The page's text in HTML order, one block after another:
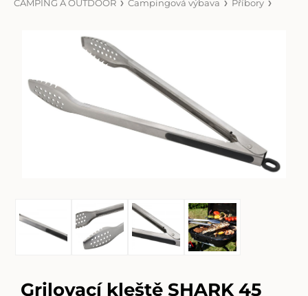
CAMPING A OUTDOOR Campingová výbava Příbory
Grilovací kleště SHARK 45